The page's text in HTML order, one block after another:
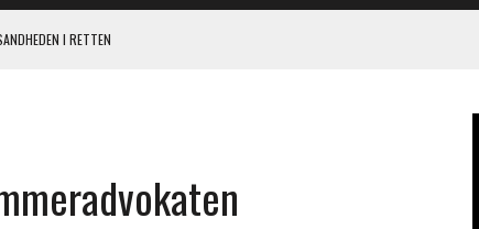
I RETTEN
EARN-OUT
MOD PANDORA OM 800 MILLIONER